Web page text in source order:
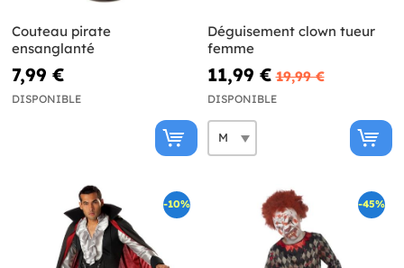
Couteau pirate
ensanglanté
7,99 €
DISPONIBLE
Déguisement clown tueur
femme
11,99 € 19,99 €
DISPONIBLE
-10% -45%